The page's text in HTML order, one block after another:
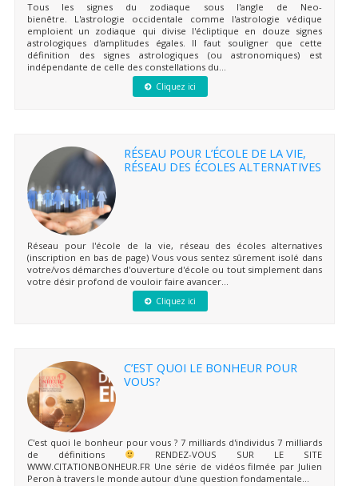
Tous les signes du zodiaque sous l'angle de Neo-
bienêtre. L'astrologie occidentale comme l'astrologie védique
emploient un zodiaque qui divise l'écliptique en douze signes
astrologiques d'amplitudes égales. Il faut souligner que cette
définition des signes astrologiques (ou astronomiques) est
indépendante de celle des constellations du...
Cliquez ici
RÉSEAU POUR L’ÉCOLE DE LA VIE,
RÉSEAU DES ÉCOLES ALTERNATIVES
Réseau pour l'école de la vie, réseau des écoles alternatives
(inscription en bas de page) Vous vous sentez sûrement isolé dans
votre/vos démarches d'ouverture d'école ou tout simplement dans
votre désir profond de vouloir faire avancer...
Cliquez ici
C’EST QUOI LE BONHEUR POUR
VOUS?
C'est quoi le bonheur pour vous ? 7 milliards d'individus 7 milliards
de définitions
RENDEZ-VOUS SUR LE SITE
WWW.CITATIONBONHEUR.FR Une série de vidéos filmée par Julien
Peron à travers le monde autour d'une question fondamentale...